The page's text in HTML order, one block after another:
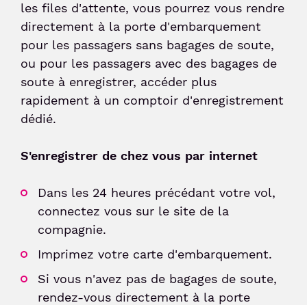
les files d'attente, vous pourrez vous rendre
directement à la porte d'embarquement
pour les passagers sans bagages de soute,
ou pour les passagers avec des bagages de
soute à enregistrer, accéder plus
rapidement à un comptoir d'enregistrement
dédié.
S'enregistrer de chez vous par internet
Dans les 24 heures précédant votre vol,
connectez vous sur le site de la
compagnie.
Imprimez votre carte d'embarquement.
Si vous n'avez pas de bagages de soute,
rendez-vous directement à la porte